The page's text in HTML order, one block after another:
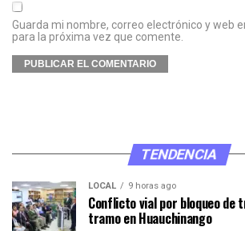
Guarda mi nombre, correo electrónico y web
para la próxima vez que comente.
TENDENCIA
LOCAL 9 horas ago
Conflicto vial por bloqueo de
tramo en Huauchinango